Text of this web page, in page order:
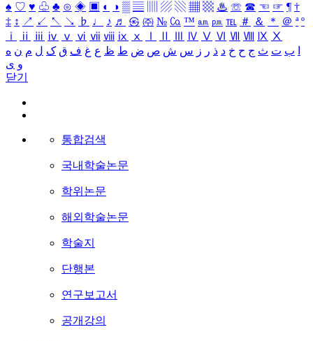
♠ ♡ ♥ ♧ ♣ ⊙ ◈ ▣ ◐ ◑ ▒ ▤ ▨ ▧ ▦ ▩ ♨ ☏ ☎ ☜ ☞ ¶ †
‡ ↕ ↗ ↙ ↖ ↘ ♭ ♩ ♪ ♬ ㉿ ㈜ № ㏇ ™ ㏂ ㏘ ℡ ＃ ＆ ＊ ＠ ª º
ⅰ
ⅱ ⅲ ⅳ ⅴ ⅵ ⅶ ⅷ ⅸ ⅹ Ⅳ Ⅴ Ⅵ Ⅶ Ⅷ Ⅸ Ⅹ
ب ت ث ج ح خ د ذ ر ز س ش ص ض ط ظ ع غ ف ق ک ل م ن ه
و ی
닫기
통합검색
국내학술논문
학위논문
해외학술논문
학술지
단행본
연구보고서
공개강의